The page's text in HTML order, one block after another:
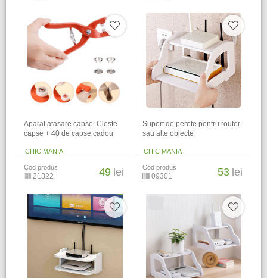
Aparat atasare capse: Cleste
capse + 40 de capse cadou
CHIC MANIA
Cod produs
21322 49 lei
Suport de perete pentru router
sau alte obiecte
CHIC MANIA
Cod produs
09301 53 lei